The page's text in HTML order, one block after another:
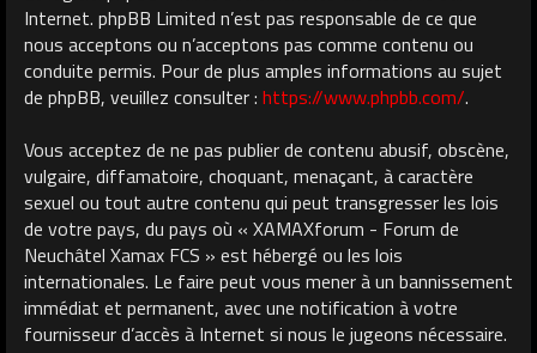
Internet. phpBB Limited n’est pas responsable de ce que
nous acceptons ou n’acceptons pas comme contenu ou
conduite permis. Pour de plus amples informations au sujet
de phpBB, veuillez consulter : https://www.phpbb.com/.
Vous acceptez de ne pas publier de contenu abusif, obscène,
vulgaire, diffamatoire, choquant, menaçant, à caractère
sexuel ou tout autre contenu qui peut transgresser les lois
de votre pays, du pays où « XAMAXforum - Forum de
Neuchâtel Xamax FCS » est hébergé ou les lois
internationales. Le faire peut vous mener à un bannissement
immédiat et permanent, avec une notification à votre
fournisseur d’accès à Internet si nous le jugeons nécessaire.